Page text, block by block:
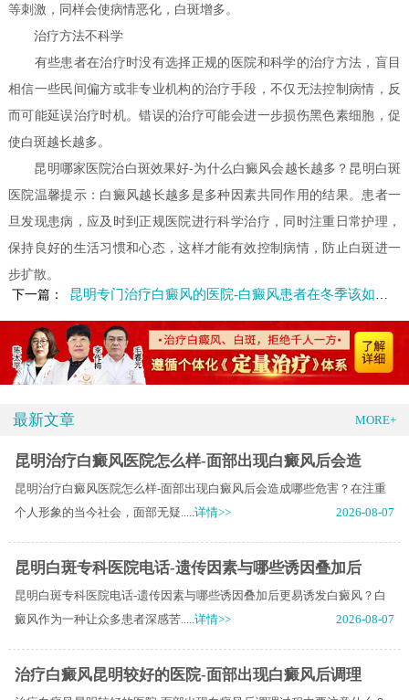
等刺激，同样会使病情恶化，白斑增多。
治疗方法不科学
有些患者在治疗时没有选择正规的医院和科学的治疗方法，盲目
相信一些民间偏方或非专业机构的治疗手段，不仅无法控制病情，反
而可能延误治疗时机。错误的治疗可能会进一步损伤黑色素细胞，促
使白斑越长越多。
昆明哪家医院治白斑效果好-为什么白癜风会越长越多？昆明白斑
医院温馨提示：白癜风越长越多是多种因素共同作用的结果。患者一
旦发现患病，应及时到正规医院进行科学治疗，同时注重日常护理，
保持良好的生活习惯和心态，这样才能有效控制病情，防止白斑进一
步扩散。
下一篇：
昆明专门治疗白癜风的医院-白癜风患者在冬季该如何科学度过呢
最新文章 MORE+
昆明治疗白癜风医院怎么样-面部出现白癜风后会造
昆明治疗白癜风医院怎么样-面部出现白癜风后会造成哪些危害？在注重
个人形象的当今社会，面部无疑.....详情>> 2026-08-07
昆明白斑专科医院电话-遗传因素与哪些诱因叠加后
昆明白斑专科医院电话-遗传因素与哪些诱因叠加后更易诱发白癜风？白
癜风作为一种让众多患者深感苦.....详情>> 2026-08-07
治疗白癜风昆明较好的医院-面部出现白癜风后调理